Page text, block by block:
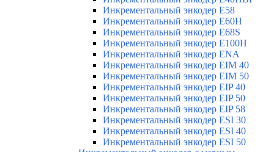
Инкрементальный энкодер E58
Инкрементальный энкодер E60H
Инкрементальный энкодер E68S
Инкрементальный энкодер E100H
Инкрементальный энкодер ENA
Инкрементальный энкодер EIM 40
Инкрементальный энкодер EIM 50
Инкрементальный энкодер EIP 40
Инкрементальный энкодер EIP 50
Инкрементальный энкодер EIP 58
Инкрементальный энкодер ESI 30
Инкрементальный энкодер ESI 40
Инкрементальный энкодер ESI 50